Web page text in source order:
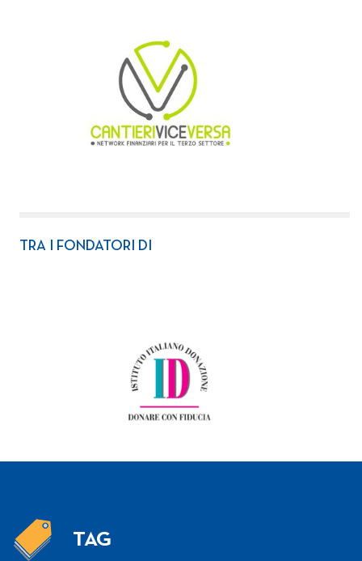
TRA I FONDATORI DI
TAG